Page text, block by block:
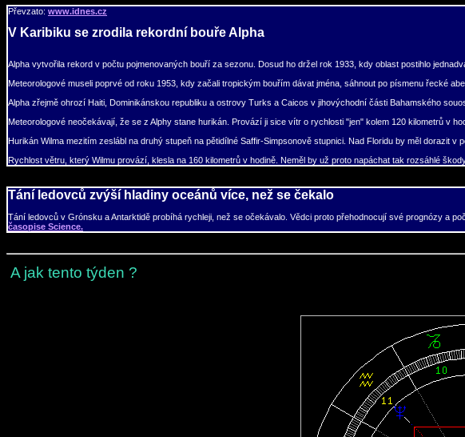
Převzato: www.idnes.cz
V Karibiku se zrodila rekordní bouře Alpha
Alpha vytvořila rekord v počtu pojmenovaných bouří za sezonu. Dosud ho držel rok 1933, kdy oblast postihlo
Meteorologové museli poprvé od roku 1953, kdy začali tropickým bouřím dávat jména, sáhnout po písmenu řecké
Alpha zřejmě ohrozí Haiti, Dominikánskou republiku a ostrovy Turks a Caicos v jihovýchodní části Bahamského
Meteorologové neočekávají, že se z Alphy stane hurikán. Provází ji sice vítr o rychlosti "jen" kolem 120 kilometrů v
Hurikán Wilma mezitím zeslábl na druhý stupeň na pětidílné Saffir-Simpsonově stupnici. Nad Floridu by měl dorazit
Rychlost větru, který Wilmu provází, klesla na 160 kilometrů v hodině. Neměl by už proto napáchat tak rozsáhlé
Tání ledovců zvýší hladiny oceánů více, než se čekalo
Tání ledovců v Grónsku a Antarktidě probíhá rychleji, než se očekávalo. Vědci proto přehodnocují své prognózy a
časopise Science.
A jak tento týden ?